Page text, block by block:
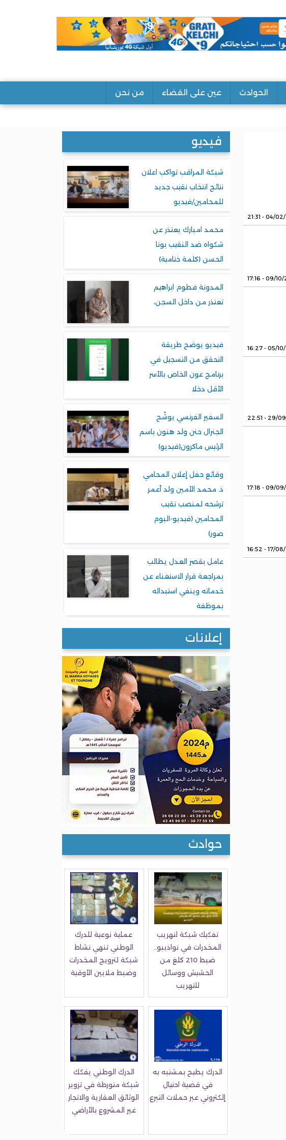
الحوادث عين على القضاء من نحن
فيديو
شبكة المراقب تواكب اعلان
نتائج انتخاب نقيب جديد
للمحامين/فيديو
محمد امبارك يعتذر عن
شكواه ضد النقيب بونا
الحسن (كلمة ختامية)
المدونة فطوم ابراهيم
تعتذر من داخل السجن،
فيديو يوضح طريقة
التحقق من التسجيل في
برنامج عون الخاص بالأسر
الأقل دخلا
السفير الفرنسي يوشّح
الجنرال حنن ولد هنون باسم
الرئيس ماكرون(فيديو)
وقائع حفل إعلان المحامي
ذ. محمد الأمين ولد أعمر
ترشحه لمنصب نقيب
المحامين (فيديو-البوم
صور)
عامل بقصر العدل يطالب
بمراجعة قرار الاستغناء عن
خدماته وينفي استبداله
بموظفة
إعلانات
حوادث
تفكيك شبكة لتهريب
المخدرات في نواذيبو..
ضبط 210 كلغ من
الحشيش ووسائل
للتهريب
عملية نوعية للدرك
الوطني تنهي نشاط
شبكة لترويج المخدرات
وضبط ملايين الأوقية
الدرك يطيح بمشتبه به
في قضية احتيال
إلكتروني عبر حملات التبرع
الدرك الوطني يفكك
شبكة متورطة في تزوير
الوثائق العقارية والاتجار
غير المشروع بالأراضي